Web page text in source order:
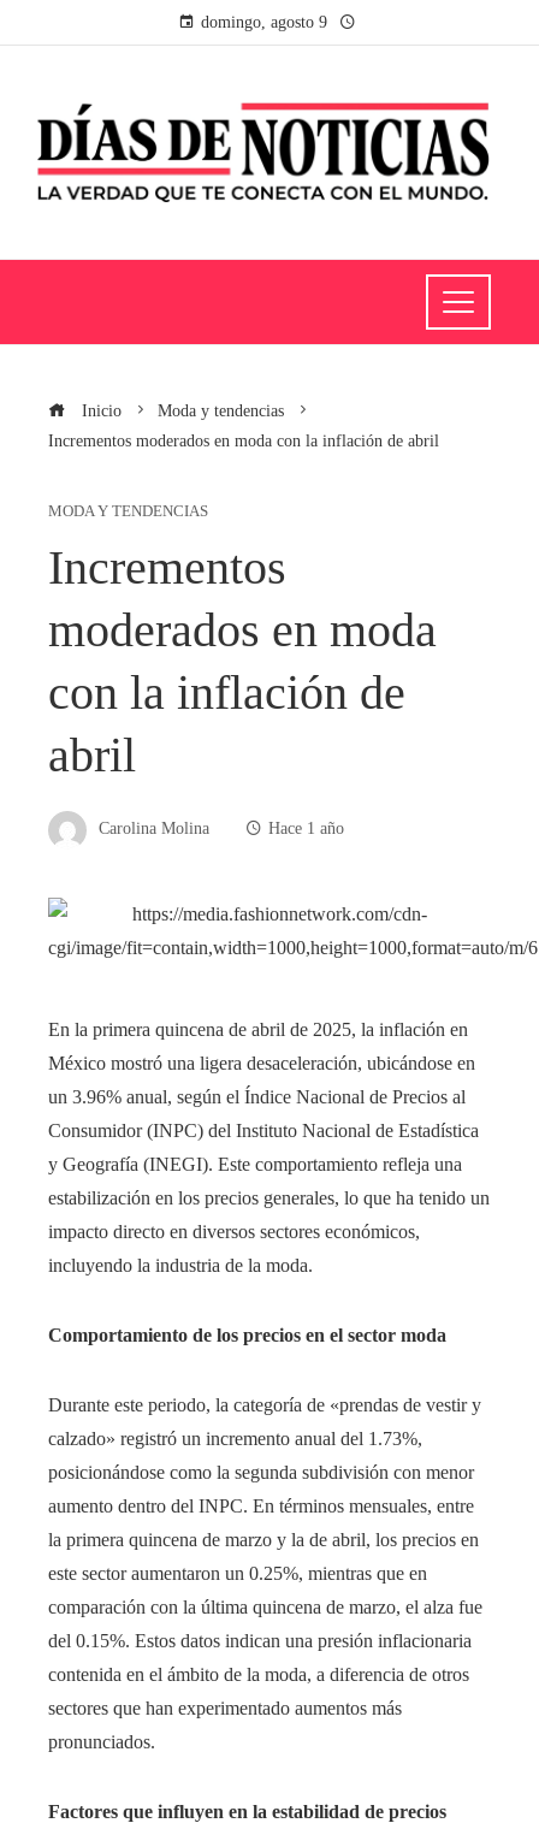
domingo, agosto 9
Inicio
Moda y tendencias
Incrementos moderados en moda con la inflación de abril
MODA Y TENDENCIAS
Incrementos
moderados en moda
con la inflación de
abril
Carolina Molina Hace 1 año
En la primera quincena de abril de 2025, la inflación en
México mostró una ligera desaceleración, ubicándose en
un 3.96% anual, según el Índice Nacional de Precios al
Consumidor (INPC) del Instituto Nacional de Estadística
y Geografía (INEGI). Este comportamiento refleja una
estabilización en los precios generales, lo que ha tenido un
impacto directo en diversos sectores económicos,
incluyendo la industria de la moda.​
Comportamiento de los precios en el sector moda
Durante este periodo, la categoría de «prendas de vestir y
calzado» registró un incremento anual del 1.73%,
posicionándose como la segunda subdivisión con menor
aumento dentro del INPC. En términos mensuales, entre
la primera quincena de marzo y la de abril, los precios en
este sector aumentaron un 0.25%, mientras que en
comparación con la última quincena de marzo, el alza fue
del 0.15%. Estos datos indican una presión inflacionaria
contenida en el ámbito de la moda, a diferencia de otros
sectores que han experimentado aumentos más
pronunciados.​
Factores que influyen en la estabilidad de precios